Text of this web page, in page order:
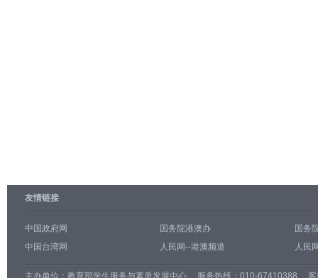
友情链接
中国政府网 国务院港澳办
国务
中国台湾网
人民网--港澳频道 人民
主办单位： 教育部学生服务与素质发展中心 服务热线：010-67410388 客